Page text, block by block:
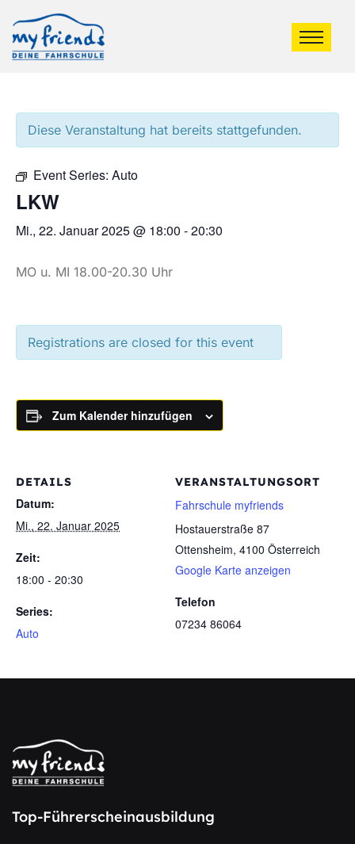
Diese Veranstaltung hat bereits stattgefunden.
Event Series: Auto
LKW
Mi., 22. Januar 2025 @ 18:00 -20:30
MO u. MI 18.00-20.30 Uhr
Registrations are closed for this event
Zum Kalender hinzufügen
DETAILS
Datum:
Mi., 22. Januar 2025
Zeit:
18:00 - 20:30
Series:
Auto
VERANSTALTUNGSORT
Fahrschule myfriends
Hostauerstraße 87
Ottensheim, 4100 Österreich
Google Karte anzeigen
Telefon
07234 86064
Top-Führerscheinausbildung